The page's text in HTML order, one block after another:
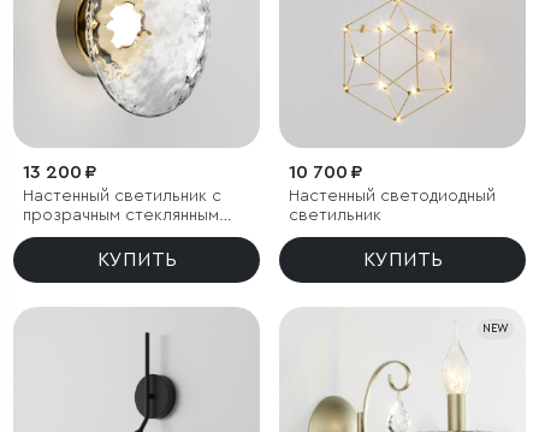
13 200 ₽
Настенный светильник с
прозрачным стеклянным
плафоном
КУПИТЬ
10 700 ₽
Настенный светодиодный
светильник
КУПИТЬ
NEW